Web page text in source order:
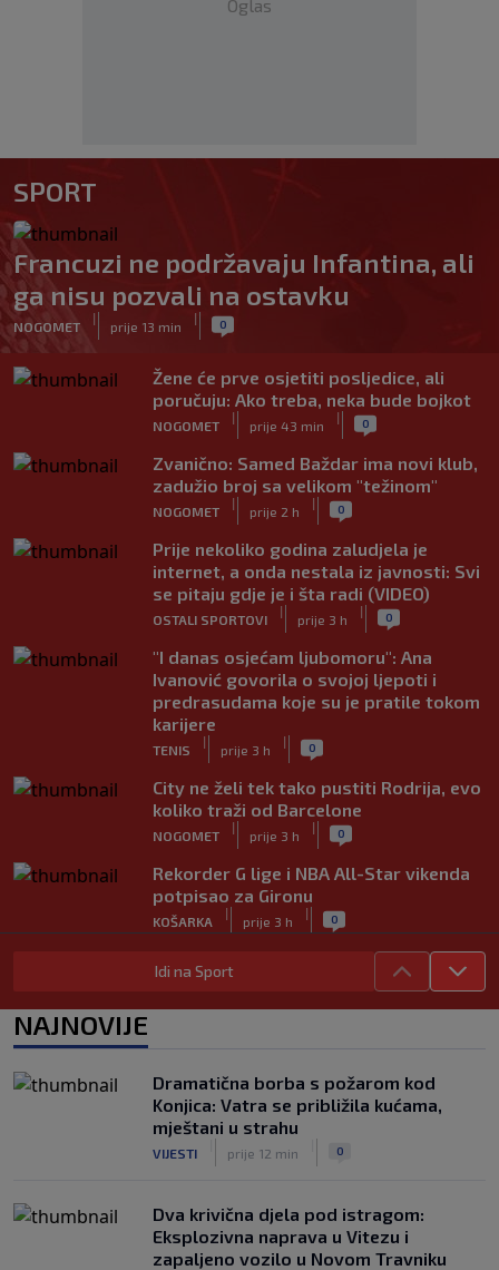
Oglas
SPORT
Francuzi ne podržavaju Infantina, ali
ga nisu pozvali na ostavku
NOGOMET
|
prije 13 min
| 0
Žene će prve osjetiti posljedice, ali
poručuju: Ako treba, neka bude bojkot
NOGOMET
|
prije 43 min
| 0
Zvanično: Samed Baždar ima novi klub,
zadužio broj sa velikom "težinom"
NOGOMET
|
prije 2 h
| 0
Prije nekoliko godina zaludjela je
internet, a onda nestala iz javnosti: Svi
se pitaju gdje je i šta radi (VIDEO)
OSTALI SPORTOVI
|
prije 3 h
| 0
"I danas osjećam ljubomoru": Ana
Ivanović govorila o svojoj ljepoti i
predrasudama koje su je pratile tokom
karijere
TENIS
|
prije 3 h
| 0
City ne želi tek tako pustiti Rodrija, evo
koliko traži od Barcelone
NOGOMET
|
prije 3 h
| 0
Rekorder G lige i NBA All-Star vikenda
potpisao za Gironu
KOŠARKA
|
prije 3 h
| 0
Ivan Toney optužen za napad u noćnom
klubu u Londonu
NOGOMET prije 3 h
NOGOMET
|
prije 4 h
| 0
Idi na Sport
NAJNOVIJE
Dramatična borba s požarom kod
Konjica: Vatra se približila kućama,
mještani u strahu
VIJESTI prije 12 min 0
Dva krivična djela pod istragom:
Eksplozivna naprava u Vitezu i
zapaljeno vozilo u Novom Travniku